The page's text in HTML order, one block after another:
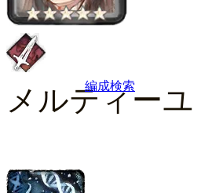
メルティーユ
編成検索